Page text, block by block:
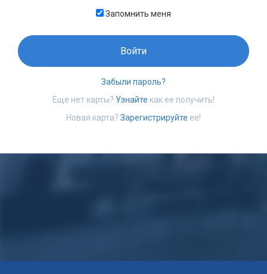
Запомнить меня
Войти
Забыли пароль?
Еще нет карты? Узнайте как ее получить!
Новая карта? Зарегистрируйте ее!